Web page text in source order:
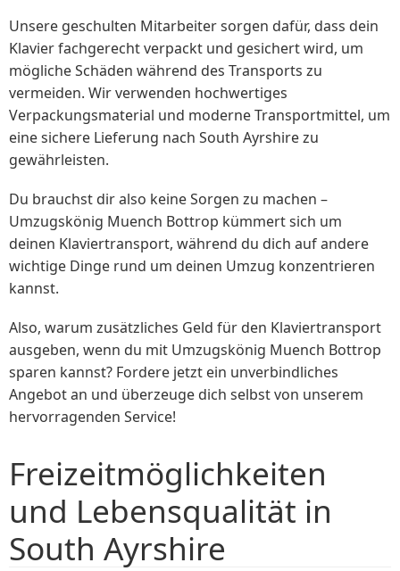
Unsere geschulten Mitarbeiter sorgen dafür, dass dein
Klavier fachgerecht verpackt und gesichert wird, um
mögliche Schäden während des Transports zu
vermeiden. Wir verwenden hochwertiges
Verpackungsmaterial und moderne Transportmittel, um
eine sichere Lieferung nach South Ayrshire zu
gewährleisten.
Du brauchst dir also keine Sorgen zu machen –
Umzugskönig Muench Bottrop kümmert sich um
deinen Klaviertransport, während du dich auf andere
wichtige Dinge rund um deinen Umzug konzentrieren
kannst.
Also, warum zusätzliches Geld für den Klaviertransport
ausgeben, wenn du mit Umzugskönig Muench Bottrop
sparen kannst? Fordere jetzt ein unverbindliches
Angebot an und überzeuge dich selbst von unserem
hervorragenden Service!
Freizeitmöglichkeiten
und Lebensqualität in
South Ayrshire